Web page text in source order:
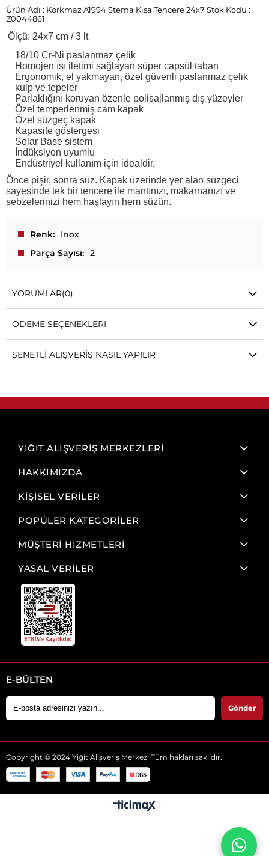
Ürün Adı : Korkmaz A1994 Stema Kısa Tencere 24x7 Stok Kodu :
Z0044861
Ölçü: 24x7 cm / 3 lt
18/10 Cr-Ni paslanmaz çelik
Homojen ısı iletimi sağlayan süper capsül taban
Ergonomik, el yakmayan, özel güvenli paslanmaz çelik
kulp ve tepeler
Parlaklığını koruyan özenle polisajlanmış dış yüzeyler
Özel temperlenmiş cam kapak
Özel süzgeç kapak
Kapasite göstergesi
Solar Base sistem
İndüksiyon uyumlu
Endüstriyel kullanım için idealdir.
Önce pişir, sonra süz. Kapak üzerinde yer alan süzgeci
sayesinde tek bir tencere ile mantınızı, makarnanızı ve
sebzelerinizi hem haşlayın hem süzün.
Renk
Inox
Parça Sayısı
2
YORUMLAR(0)
ÖDEME SEÇENEKLERI
SENETLI ALIŞVERIŞ NASIL YAPILIR
YİĞİT ALIŞVERİŞ MERKEZLERİ
HAKKIMIZDA
KİŞİSEL VERİLER
POPÜLER KATEGORİLER
MÜŞTERİ HİZMETLERİ
YASAL VERİLER
E-BÜLTEN
Gönder
Copyright © 2024 Yiğit Alışveriş Merkezi Tüm hakları saklıdır.